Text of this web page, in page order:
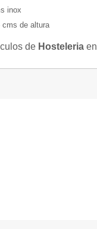
inox
cms de altura
de Hosteleria en